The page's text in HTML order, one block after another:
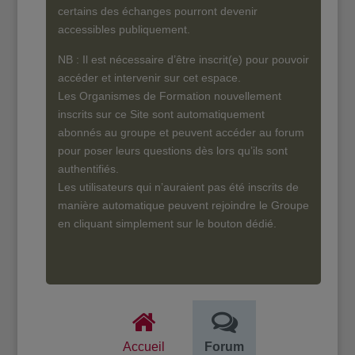
certains des échanges pourront devenir
accessibles publiquement.
NB : Il est nécessaire d’être inscrit(e) pour pouvoir
accéder et intervenir sur cet espace.
Les Organismes de Formation nouvellement
inscrits sur ce Site sont automatiquement
abonnés au groupe et peuvent accéder au forum
pour poser leurs questions dès lors qu’ils sont
authentifiés.
Les utilisateurs qui n’auraient pas été inscrits de
manière automatique peuvent rejoindre le Groupe
en cliquant simplement sur le bouton dédié.
Accueil Forum